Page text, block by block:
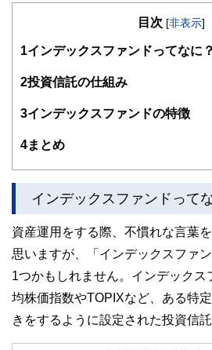
ファイナンシャル・プランナー
業務を行う。
また、全国商工会連合会の「エ
法人向け福利厚生制度「ワーク
金のセミナー・相談会を通じ、
ど社会問題の解決にも取り組む
https://
目次 [非表示]
1インデックスファンドってなに？
2投資信託の仕組み
3インデックスファンドの特徴
4まとめ
インデックスファンドって
資産運用をする際、不慣れな言葉
思いますが、「インデックスファ
1つかもしれません。インデックス
均株価指数やTOPIXなど、ある特
きをするように設定された投資信託